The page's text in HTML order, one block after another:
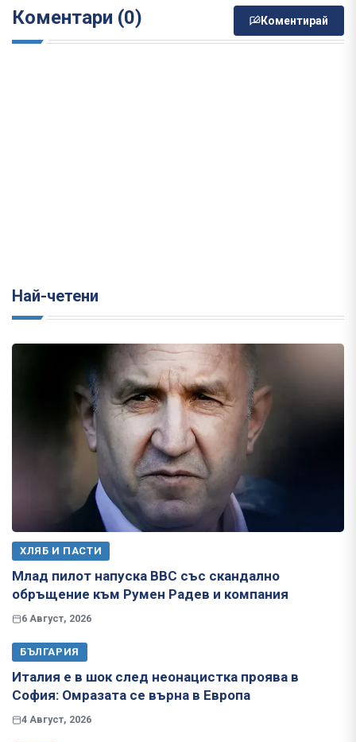
Коментари (0) Коментирай
Най-четени
ХЛЯБ И ПАСТИ
Млад пилот напуска ВВС със скандално
обръщение към Румен Радев и компания
6 Август, 2026
БЪЛГАРИЯ
Италия е в шок след неонацистка проява в
София: Омразата се върна в Европа
4 Август, 2026